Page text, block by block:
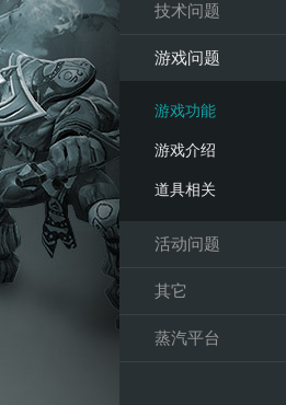
技术问题
游戏问题
游戏功能
游戏介绍
道具相关
活动问题
其它
蒸汽平台